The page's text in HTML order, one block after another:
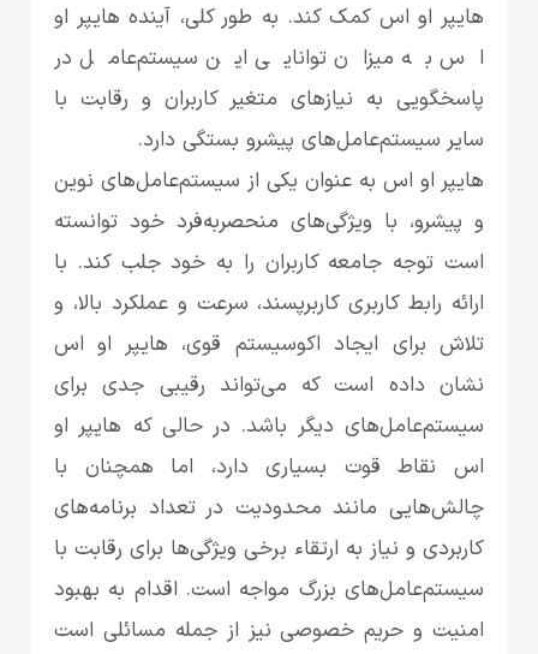
هایپر او اس کمک کند. به طور کلی، آینده هایپر او
اس به میزان توانایی این سیستم‌عامل در
پاسخگویی به نیازهای متغیر کاربران و رقابت با
سایر سیستم‌عامل‌های پیشرو بستگی دارد.
هایپر او اس به عنوان یکی از سیستم‌عامل‌های نوین
و پیشرو، با ویژگی‌های منحصربه‌فرد خود توانسته
است توجه جامعه کاربران را به خود جلب کند. با
ارائه رابط کاربری کاربرپسند، سرعت و عملکرد بالا، و
تلاش برای ایجاد اکوسیستم قوی، هایپر او اس
نشان داده است که می‌تواند رقیبی جدی برای
سیستم‌عامل‌های دیگر باشد. در حالی که هایپر او
اس نقاط قوت بسیاری دارد، اما همچنان با
چالش‌هایی مانند محدودیت در تعداد برنامه‌های
کاربردی و نیاز به ارتقاء برخی ویژگی‌ها برای رقابت با
سیستم‌عامل‌های بزرگ مواجه است. اقدام به بهبود
امنیت و حریم خصوصی نیز از جمله مسائلی است